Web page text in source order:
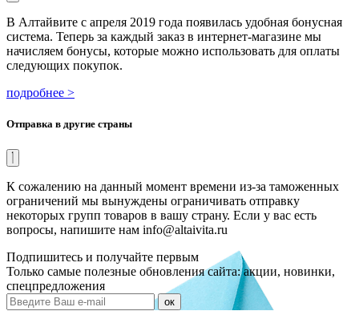
В Алтайвите с апреля 2019 года появилась удобная бонусная
система. Теперь за каждый заказ в интернет-магазине мы
начисляем бонусы, которые можно использовать для оплаты
следующих покупок.
подробнее >
Отправка в другие страны
К сожалению на данный момент времени из-за таможенных
ограничений мы вынуждены ограничивать отправку
некоторых групп товаров в вашу страну. Если у вас есть
вопросы, напишите нам info@altaivita.ru
Подпишитесь и получайте первым
Только самые полезные обновления сайта: акции, новинки,
спецпредложения
ок